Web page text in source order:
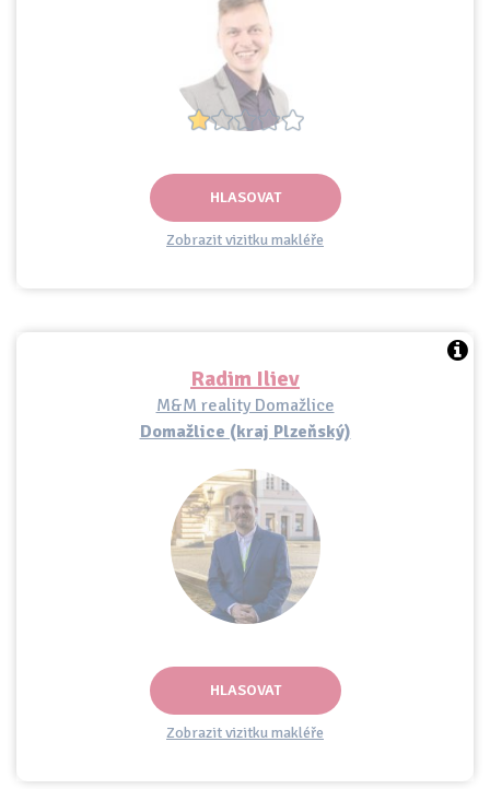
HLASOVAT
Zobrazit vizitku makléře
Radim Iliev
M&M reality Domažlice
Domažlice (kraj Plzeňský)
HLASOVAT
Zobrazit vizitku makléře